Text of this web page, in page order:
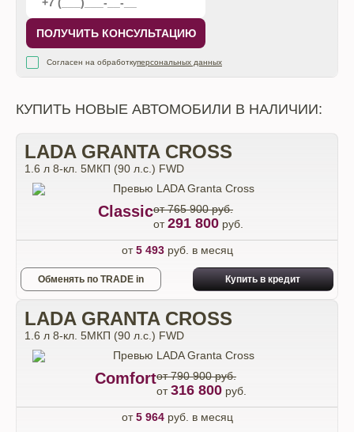
ПОЛУЧИТЬ КОНСУЛЬТАЦИЮ
Согласен на обработкуперсональных данных
КУПИТЬ НОВЫЕ АВТОМОБИЛИ В НАЛИЧИИ:
LADA GRANTA CROSS
1.6 л 8-кл. 5МКП (90 л.с.) FWD
Classicот 765 900 руб.
от291 800 руб.
от5 493руб. в месяц
Обменять по TRADE in Купить в кредит
LADA GRANTA CROSS
1.6 л 8-кл. 5МКП (90 л.с.) FWD
Comfortот 790 900 руб.
от316 800 руб.
от5 964руб. в месяц